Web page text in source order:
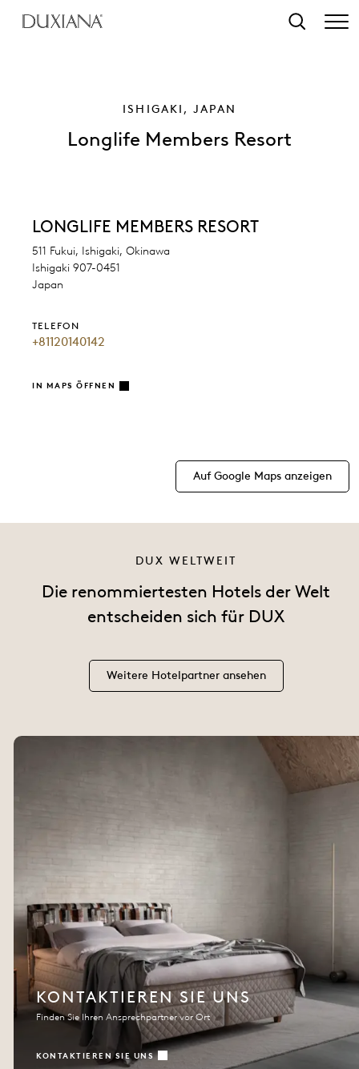
Suche
ISHIGAKI, JAPAN
Longlife Members Resort
LONGLIFE MEMBERS RESORT
511 Fukui, Ishigaki, Okinawa
Ishigaki 907-0451
Japan
TELEFON
+81120140142
IN MAPS ÖFFNEN
Auf Google Maps anzeigen
DUX WELTWEIT
Die renommiertesten Hotels der Welt
entscheiden sich für DUX
Weitere Hotelpartner ansehen
KONTAKTIEREN SIE UNS
Finden Sie Ihren Ansprechpartner vor Ort
KONTAKTIEREN SIE UNS